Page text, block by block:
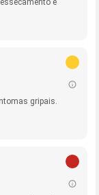
e
gripais.